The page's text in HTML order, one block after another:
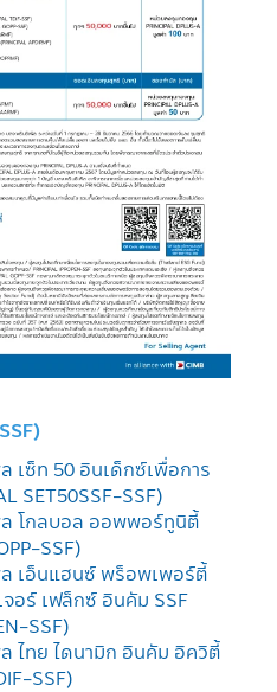
เซ็ท 50 อินเด็กซ์เพื่อการ
SET50SSF-SSF)
โกลบอล ออพพอร์ทูนิตี้
SSF)
เอ็นแฮนซ์ พร็อพเพอร์ตี้
อร์ เฟล็กซ์ อินคัม SSF
SSF)
ไทย ไดนามิก อินคัม อิควิตี้
SSF)​